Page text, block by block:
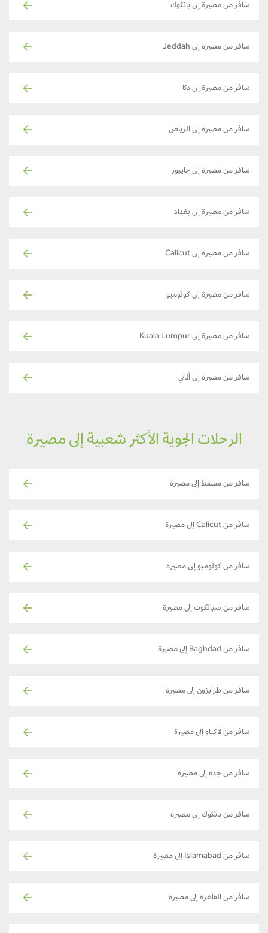
سافر من مصيرة إلى بانكوك
سافر من مصيرة إلى Jeddah
سافر من مصيرة إلى دكا
سافر من مصيرة إلى الرياض
سافر من مصيرة إلى جايبور
سافر من مصيرة إلى بغداد
سافر من مصيرة إلى Calicut
سافر من مصيرة إلى كولومبو
سافر من مصيرة إلى Kuala Lumpur
سافر من مصيرة إلى ألماتي
الرحلات الجوية الأكثر شعبية إلى مصيرة
سافر من مسقط إلى مصيرة
سافر من Calicut إلى مصيرة
سافر من كولومبو إلى مصيرة
سافر من سيالكوت إلى مصيرة
سافر من Baghdad إلى مصيرة
سافر من طرابزون إلى مصيرة
سافر من لاكناو إلى مصيرة
سافر من جدة إلى مصيرة
سافر من بانكوك إلى مصيرة
سافر من Islamabad إلى مصيرة
سافر من القاهرة إلى مصيرة